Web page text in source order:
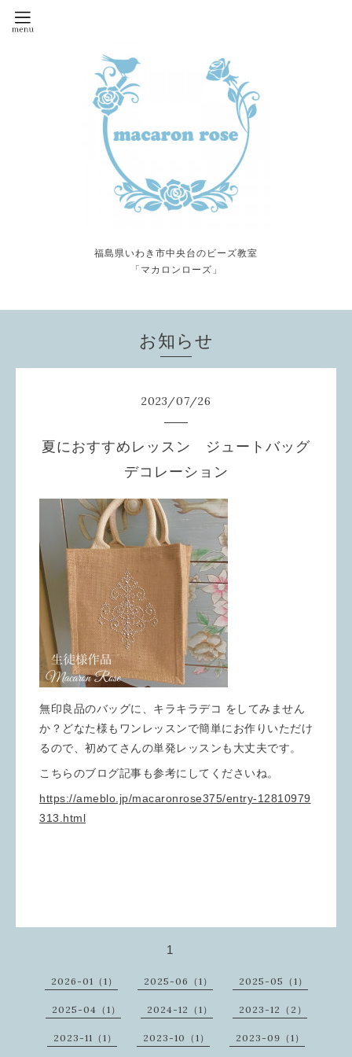
福島県いわき市中央台のビーズ教室
「マカロンローズ」
お知らせ
2023/07/26
夏におすすめレッスン ジュートバッグ
デコレーション
無印良品のバッグに、キラキラデコ をしてみません
か？どなた様もワンレッスンで簡単にお作りいただけ
るので、初めてさんの単発レッスンも大丈夫です。
こちらのブログ記事も参考にしてくださいね。
https://ameblo.jp/macaronrose375/entry-12810979
313.html
1
2026-01（1） 2025-06（1） 2025-05（1）
2025-04（1） 2024-12（1） 2023-12（2）
2023-11（1） 2023-10（1） 2023-09（1）